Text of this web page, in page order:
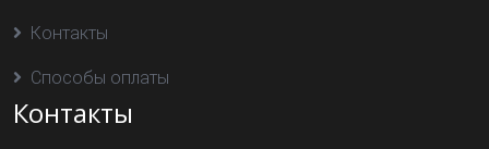
Контакты
Способы оплаты
Контакты